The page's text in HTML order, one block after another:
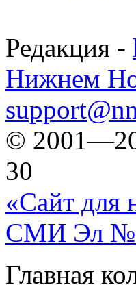
Редакция -
Нижнем
©
30
«Сайт для
СМИ Эл №
Главная